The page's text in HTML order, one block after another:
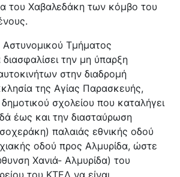
του Χαβαλεδάκη των κόμβο του
Τμήματος
την μη ύπαρξη
στην διαδρομή
της Αγίας Παρασκευής,
σχολείου που καταλήγει
έως και την διασταύρωση
παλαιάς εθνικής οδού
οδού προς Αλμυρίδα, ώστε
Χανιά- Αλμυρίδα) του
του ΚΤΕΛ να είναι